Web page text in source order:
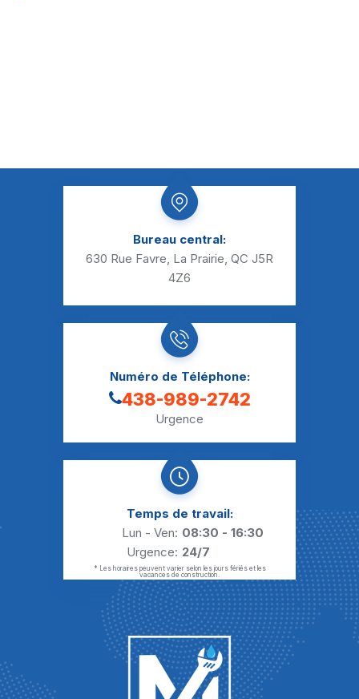
Bureau central:
630 Rue Favre, La Prairie, QC J5R
4Z6
Numéro de Téléphone:
438-989-2742
Urgence
Temps de travail:
Lun - Ven: 08:30 - 16:30
Urgence: 24/7
* Les horaires peuvent varier selon les jours fériés et les
vacances de construction.